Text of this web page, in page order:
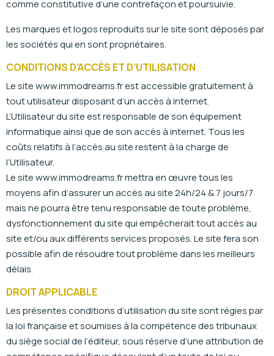
comme constitutive d’une contrefaçon et poursuivie.
Les marques et logos reproduits sur le site sont déposés par
les sociétés qui en sont propriétaires.
CONDITIONS D’ACCÈS ET D’UTILISATION
Le site www.immodreams.fr est accessible gratuitement à
tout utilisateur disposant d’un accès à internet.
L’Utilisateur du site est responsable de son équipement
informatique ainsi que de son accès à internet. Tous les
coûts relatifs à l’accès au site restent à la charge de
l’Utilisateur.
Le site www.immodreams.fr mettra en œuvre tous les
moyens afin d’assurer un accès au site 24h/24 & 7 jours/7
mais ne pourra être tenu responsable de toute problème,
dysfonctionnement du site qui empêcherait tout accès au
site et/ou aux différents services proposés. Le site fera son
possible afin de résoudre tout problème dans les meilleurs
délais.
DROIT APPLICABLE
Les présentes conditions d’utilisation du site sont régies par
la loi française et soumises à la compétence des tribunaux
du siège social de l’éditeur, sous réserve d’une attribution de